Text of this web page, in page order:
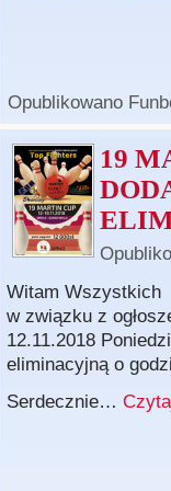
Opublikowano
19
Witam Wszystkich
w związku z
12.11.2018
eliminacyjną o
Serdecznie…